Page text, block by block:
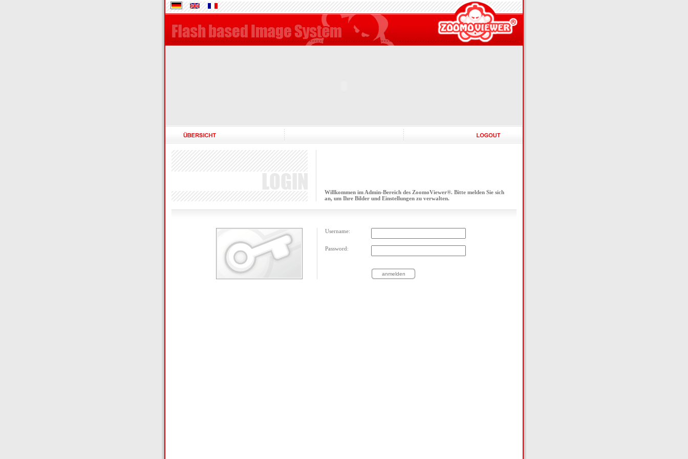
Willkommen im Admin-Bereich des ZoomoViewer®. Bitte melden Sie sich
an, um Ihre Bilder und Einstellungen zu verwalten.
Username:
Password: